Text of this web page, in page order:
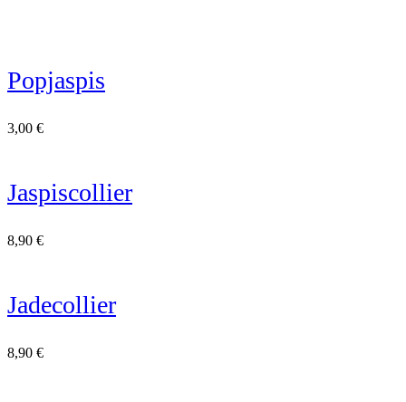
Popjaspis
3,00 €
Jaspiscollier
8,90 €
Jadecollier
8,90 €